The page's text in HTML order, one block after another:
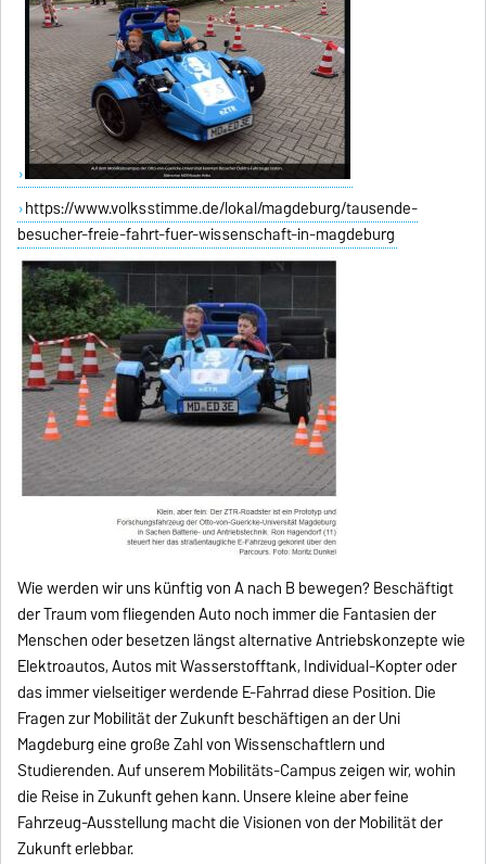
https://www.volksstimme.de/lokal/magdeburg/tausende-
besucher-freie-fahrt-fuer-wissenschaft-in-magdeburg
Wie werden wir uns künftig von A nach B bewegen? Beschäftigt
der Traum vom fliegenden Auto noch immer die Fantasien der
Menschen oder besetzen längst alternative Antriebskonzepte wie
Elektroautos, Autos mit Wasserstofftank, Individual-Kopter oder
das immer vielseitiger werdende E-Fahrrad diese Position. Die
Fragen zur Mobilität der Zukunft beschäftigen an der Uni
Magdeburg eine große Zahl von Wissenschaftlern und
Studierenden. Auf unserem Mobilitäts-Campus zeigen wir, wohin
die Reise in Zukunft gehen kann. Unsere kleine aber feine
Fahrzeug-Ausstellung macht die Visionen von der Mobilität der
Zukunft erlebbar.